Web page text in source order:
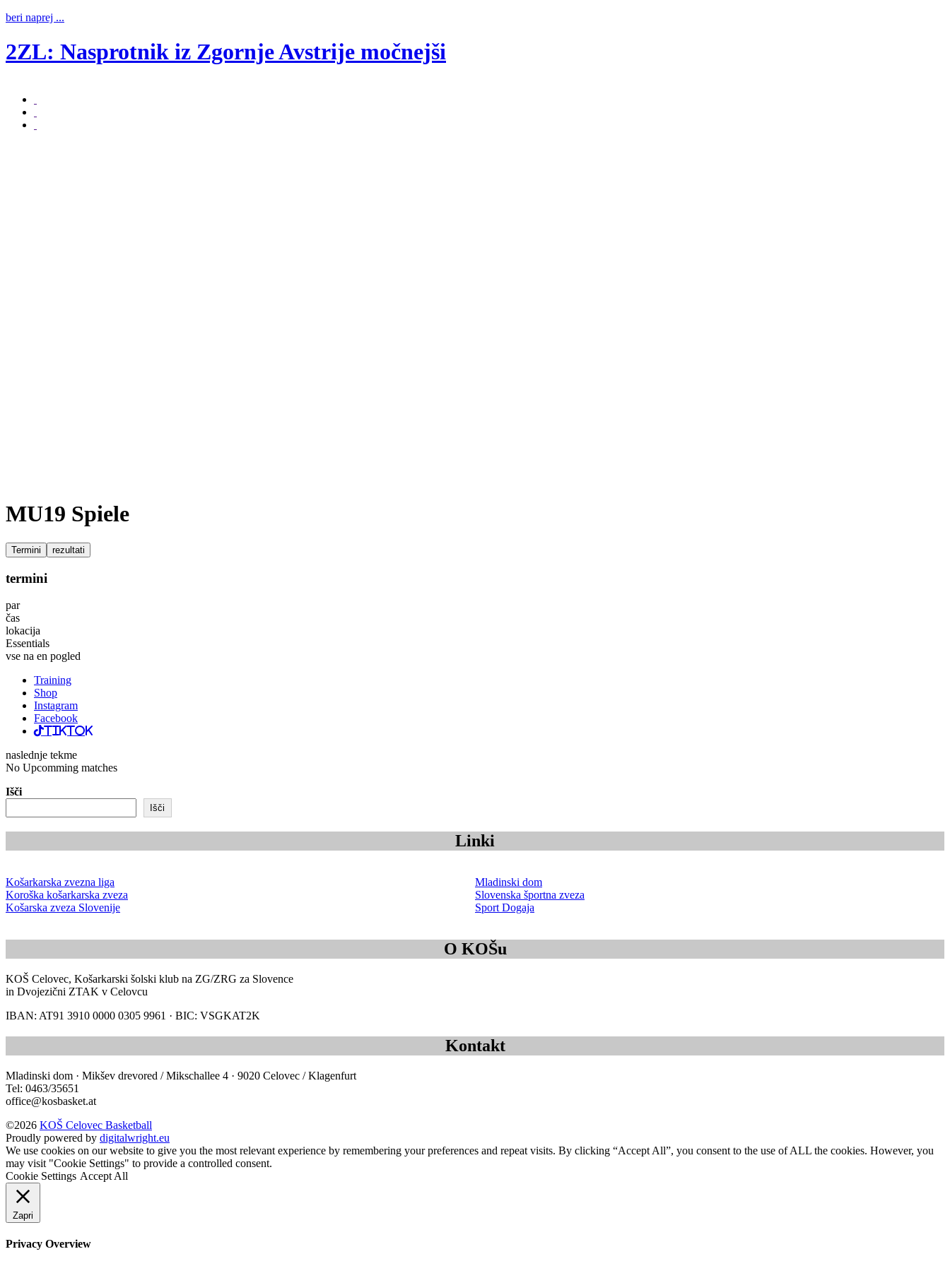
beri naprej ...
2ZL: Nasprotnik iz Zgornje Avstrije močnejši
MU19 Spiele
Termini rezultati
termini
par
čas
lokacija
Essentials
vse na en pogled
Training
Shop
Instagram
Facebook
TikTok
naslednje tekme
No Upcomming matches
Išči
Išči
Linki
Košarkarska zvezna liga
Koroška košarkarska zveza
Košarska zveza Slovenije
Mladinski dom
Slovenska športna zveza
Sport Dogaja
O KOŠu
KOŠ Celovec, Košarkarski šolski klub na ZG/ZRG za Slovence
in Dvojezični ZTAK v Celovcu
IBAN: AT91 3910 0000 0305 9961 · BIC: VSGKAT2K
Kontakt
Mladinski dom · Mikšev drevored / Mikschallee 4 · 9020 Celovec / Klagenfurt
Tel: 0463/35651
office@kosbasket.at
©2026 KOŠ Celovec Basketball
Proudly powered by digitalwright.eu
We use cookies on our website to give you the most relevant experience by remembering your preferences and repeat visits. By clicking “Accept All”, you consent to the use of ALL the cookies. However, you
may visit "Cookie Settings" to provide a controlled consent.
Cookie Settings Accept All
Zapri
Privacy Overview